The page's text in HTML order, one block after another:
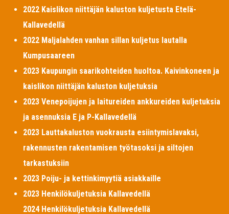
2022 Kaislikon niittäjän kaluston kuljetusta Etelä-
Kallavedellä
2022 Maljalahden vanhan sillan kuljetus lautalla
Kumpusaareen
2023 Kaupungin saarikohteiden huoltoa. Kaivinkoneen ja
kaislikon niittäjän kaluston kuljetuksia
2023 Venepoijujen ja laitureiden ankkureiden kuljetuksia
ja asennuksia E ja P-Kallavedellä
2023 Lauttakaluston vuokrausta esiintymislavaksi,
rakennusten rakentamisen työtasoksi ja siltojen
tarkastuksiin
2023 Poiju- ja kettinkimyytiä asiakkaille
2023 Henkilökuljetuksia Kallavedellä
2024 Henkilökuljetuksia Kallavedellä